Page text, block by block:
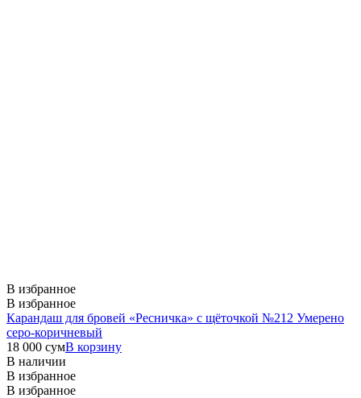
В избранное
В избранное
Карандаш для бровей «Ресничка» с щёточкой №212 Умерено
серо-коричневый
18 000 сумВ корзину
В наличии
В избранное
В избранное